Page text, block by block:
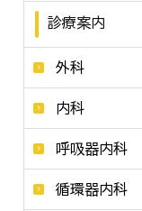
診療案内
外科
内科
呼吸器内科
循環器内科